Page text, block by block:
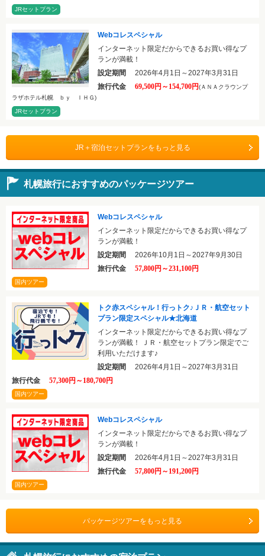
JRセットプラン
Webコレスペシャル
インターネット限定だからできるお買い得なプ
ランが満載！
設定期間 2026年4月1日～2027年3月31日
旅行代金
69,500円～154,700円(ＡＮＡクラウンプ
ラザホテル札幌 ｂｙ ＩＨＧ)
JRセットプラン
JR＋宿泊セットプランをもっと見る
札幌旅行におすすめのパッケージツアー
Webコレスペシャル
インターネット限定だからできるお買い得なプ
ランが満載！
設定期間 2026年10月1日～2027年9月30日
旅行代金
57,800円～231,100円
国内ツアー
トク赤スペシャル！行っトク♪ＪＲ・航空セット
プラン限定スペシャル★北海道
インターネット限定だからできるお買い得なプ
ランが満載！ ＪＲ・航空セットプラン限定でご
利用いただけます♪
設定期間 2026年4月1日～2027年3月31日
旅行代金
57,300円～180,700円
国内ツアー
Webコレスペシャル
インターネット限定だからできるお買い得なプ
ランが満載！
設定期間 2026年4月1日～2027年3月31日
旅行代金
57,800円～191,200円
国内ツアー
パッケージツアーをもっと見る